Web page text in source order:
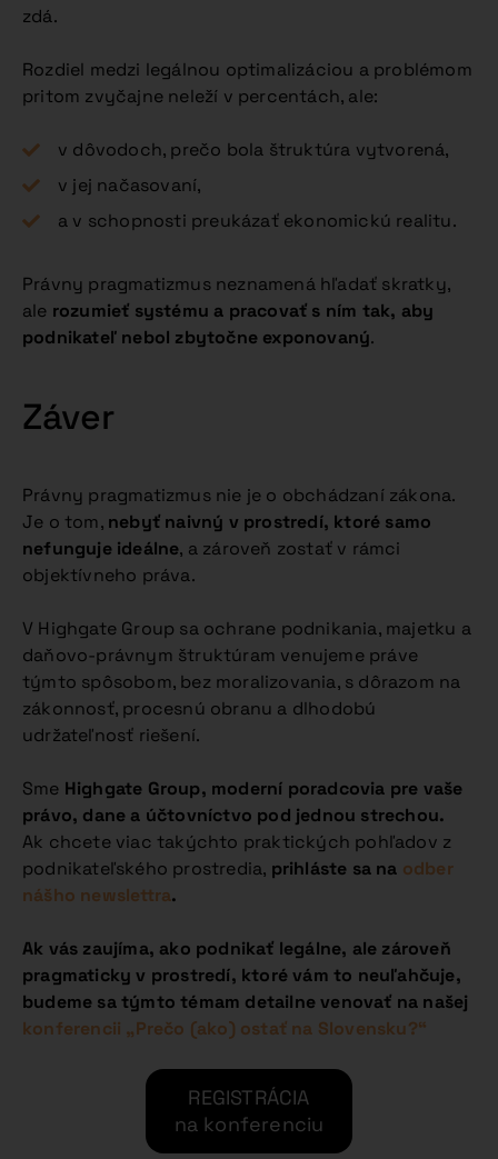
zdá.
Rozdiel medzi legálnou optimalizáciou a problémom
pritom zvyčajne neleží v percentách, ale:
v dôvodoch, prečo bola štruktúra vytvorená,
v jej načasovaní,
a v schopnosti preukázať ekonomickú realitu.
Právny pragmatizmus neznamená hľadať skratky,
ale rozumieť systému a pracovať s ním tak, aby
podnikateľ nebol zbytočne exponovaný.
Záver
Právny pragmatizmus nie je o obchádzaní zákona.
Je o tom, nebyť naivný v prostredí, ktoré samo
nefunguje ideálne, a zároveň zostať v rámci
objektívneho práva.
V Highgate Group sa ochrane podnikania, majetku a
daňovo-právnym štruktúram venujeme práve
týmto spôsobom, bez moralizovania, s dôrazom na
zákonnosť, procesnú obranu a dlhodobú
udržateľnosť riešení.
Sme Highgate Group, moderní poradcovia pre vaše
právo, dane a účtovníctvo pod jednou strechou.
Ak chcete viac takýchto praktických pohľadov z
podnikateľského prostredia, prihláste sa na odber
nášho newslettra.
Ak vás zaujíma, ako podnikať legálne, ale zároveň
pragmaticky v prostredí, ktoré vám to neuľahčuje,
budeme sa týmto témam detailne venovať na našej
konferencii „Prečo (ako) ostať na Slovensku?“
REGISTRÁCIA
na konferenciu